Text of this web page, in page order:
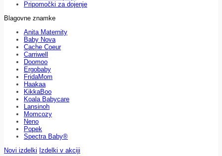
Pripomočki za dojenje
Blagovne znamke
Anita Maternity
Baby Nova
Cache Coeur
Carriwell
Doomoo
Ergobaby
FridaMom
Haakaa
KikkaBoo
Koala Babycare
Lansinoh
Momcozy
Neno
Popek
Spectra Baby®
Novi izdelki Izdelki v akciji